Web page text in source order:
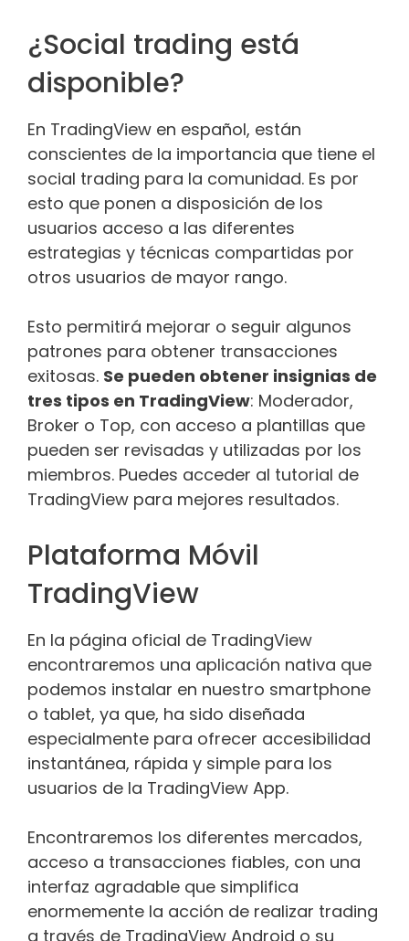
¿Social trading está
disponible?
En TradingView en español, están
conscientes de la importancia que tiene el
social trading para la comunidad. Es por
esto que ponen a disposición de los
usuarios acceso a las diferentes
estrategias y técnicas compartidas por
otros usuarios de mayor rango.
Esto permitirá mejorar o seguir algunos
patrones para obtener transacciones
exitosas. Se pueden obtener insignias de
tres tipos en TradingView: Moderador,
Broker o Top, con acceso a plantillas que
pueden ser revisadas y utilizadas por los
miembros. Puedes acceder al tutorial de
TradingView para mejores resultados.
Plataforma Móvil
TradingView
En la página oficial de TradingView
encontraremos una aplicación nativa que
podemos instalar en nuestro smartphone
o tablet, ya que, ha sido diseñada
especialmente para ofrecer accesibilidad
instantánea, rápida y simple para los
usuarios de la TradingView App.
Encontraremos los diferentes mercados,
acceso a transacciones fiables, con una
interfaz agradable que simplifica
enormemente la acción de realizar trading
a través de TradingView Android o su